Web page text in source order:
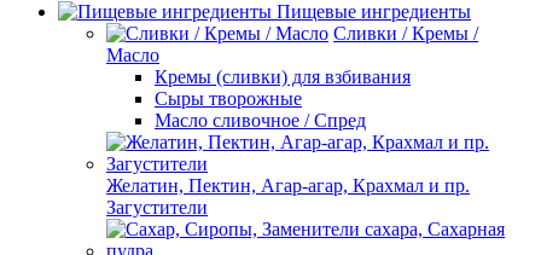
Пищевые ингредиенты
Сливки / Кремы /
Масло
Кремы (сливки) для взбивания
Сыры творожные
Масло сливочное / Спред
Желатин, Пектин, Агар-агар, Крахмал и пр.
Загустители